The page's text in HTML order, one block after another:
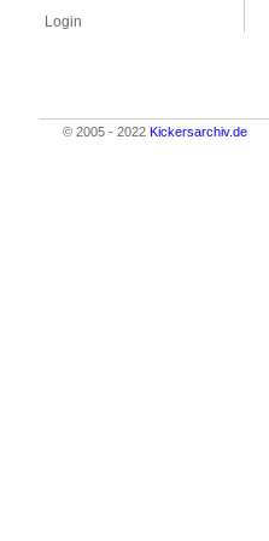
Login
© 2005 - 2022 Kickersarchiv.de